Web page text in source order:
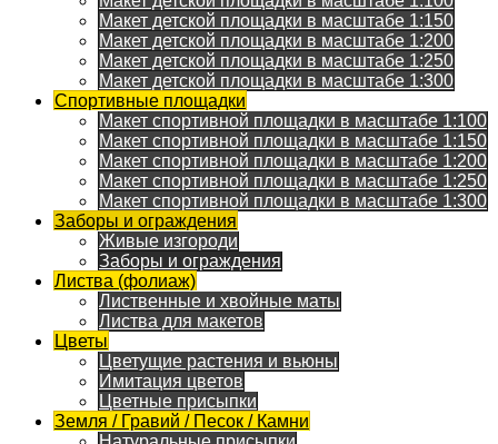
Макет детской площадки в масштабе 1:150
Макет детской площадки в масштабе 1:200
Макет детской площадки в масштабе 1:250
Макет детской площадки в масштабе 1:300
Спортивные площадки
Макет спортивной площадки в масштабе 1:100
Макет спортивной площадки в масштабе 1:150
Макет спортивной площадки в масштабе 1:200
Макет спортивной площадки в масштабе 1:250
Макет спортивной площадки в масштабе 1:300
Заборы и ограждения
Живые изгороди
Заборы и ограждения
Листва (фолиаж)
Лиственные и хвойные маты
Листва для макетов
Цветы
Цветущие растения и вьюны
Имитация цветов
Цветные присыпки
Земля / Гравий / Песок / Камни